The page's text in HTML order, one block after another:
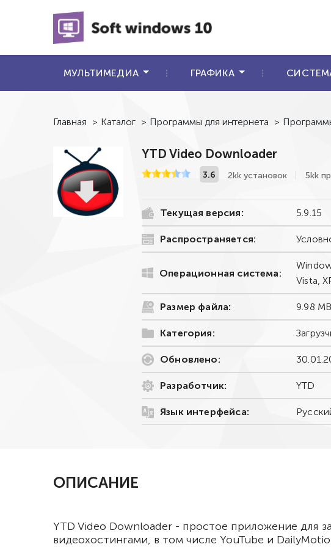
МУЛЬТИМЕДИА ГРАФИКА
Главная > Каталог > Программы для интернета >
YTD Video Downloader
3.6 2kk установок 5kk
Текущая версия: 5.9.15
Распространяется:
Операционная система:
Vista,
Размер файла: 9.98 MB
Категория:
Обновлено:
Разработчик: YTD
Язык интерфейса:
ОПИСАНИЕ
YTD Video Downloader - простое приложение для
видеохостингами, в том числе YouTube и